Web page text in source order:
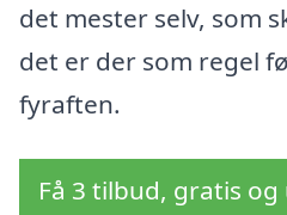
det mester selv, som
det er der som regel
fyraften.
Få 3 tilbud, gratis